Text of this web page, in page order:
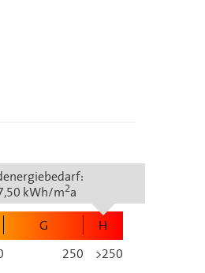
kWh/m2a
G H
250 >250